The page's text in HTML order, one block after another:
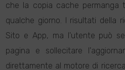
che la copia cache permanga
qualche giorno. I risultati della
Sito e App, ma l'utente può
pagina e sollecitare
direttamente al motore di